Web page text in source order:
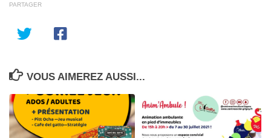
PARTAGER
VOUS AIMEREZ AUSSI...